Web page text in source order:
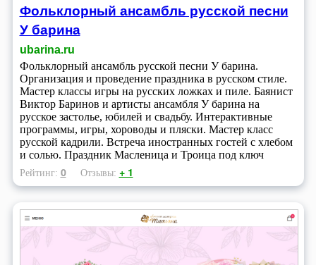
Фольклорный ансамбль русской песни
У барина
ubarina.ru
Фольклорный ансамбль русской песни У барина.
Организация и проведение праздника в русском стиле.
Мастер классы игры на русских ложках и пиле. Баянист
Виктор Баринов и артисты ансамбля У барина на
русское застолье, юбилей и свадьбу. Интерактивные
программы, игры, хороводы и пляски. Мастер класс
русской кадрили. Встреча иностранных гостей с хлебом
и солью. Праздник Масленица и Троица под ключ
Рейтинг: 0 Отзывы: + 1